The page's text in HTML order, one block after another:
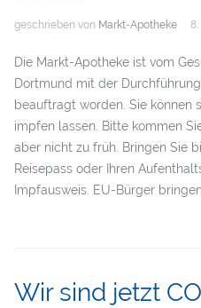
geschrieben von Markt-Apotheke
Die Markt-Apotheke ist vom
Dortmund mit der
beauftragt worden. Sie können
impfen lassen. Bitte kommen
aber nicht zu früh. Bringen Sie
Reisepass oder Ihren
Impfausweis. EU-Bürger
Wir sind jetzt